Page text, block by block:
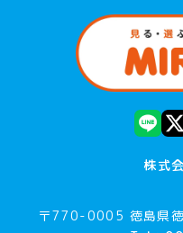
株式
〒770-0005 徳島県